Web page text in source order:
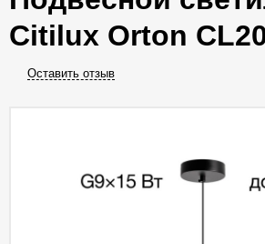
Citilux Orton
Оставить отзыв